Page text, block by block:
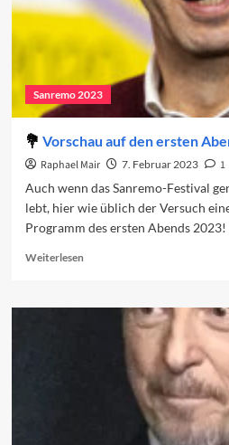
Sanremo 2023
Vorschau auf den ersten
Raphael Mair 7. Februar 2023
1
Auch wenn das Sanremo-Festival
lebt, hier wie üblich der Versuch
Programm des ersten Abends 2023!
WeiterlesenRead
Vorschau